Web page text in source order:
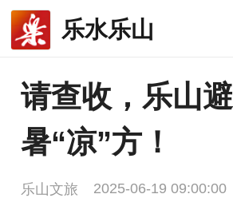
乐水乐山
请查收，乐山避
暑“凉”方！
乐山文旅 2025-06-19 09:00:00